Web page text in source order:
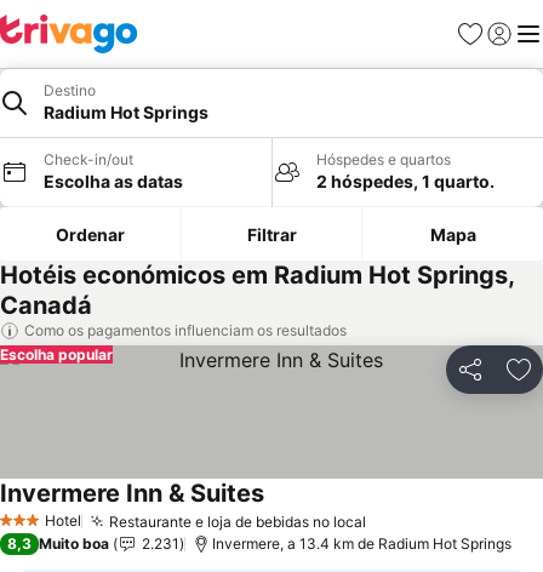
Favoritos
Iniciar
Destino
Radium Hot Springs
Check-in/out
Escolha as datas
Hóspedes e quartos
2 hóspedes, 1 quarto.
Ordenar Filtrar Mapa
Hotéis económicos em Radium Hot Springs,
Canadá
Como os pagamentos influenciam os resultados
Partilhar
Escolha popular
3 EstrelasHotel Restaurante e loja de bebidas no local
Invermere Inn & Suites
8,3 Muito boa 2.231 Invermere, a 13.4 km de Radium Hot Springs